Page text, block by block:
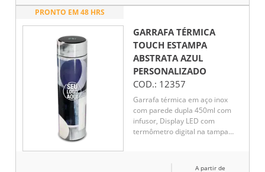
PRONTO EM 48 HRS
GARRAFA TÉRMICA
TOUCH ESTAMPA
ABSTRATA AZUL
PERSONALIZADO
COD.: 12357
Garrafa térmica em aço inox
com parede dupla 450ml com
infusor, Display LED com
termômetro digital na tampa
A partir de